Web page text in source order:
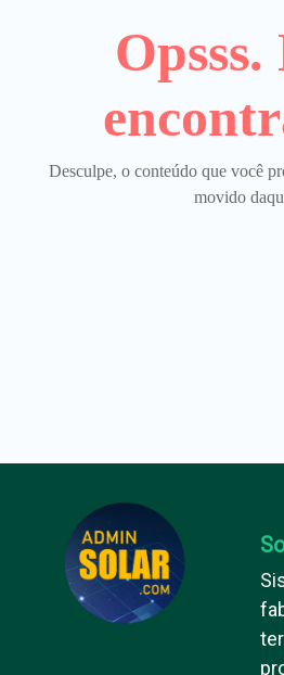
Opsss.
Desculpe, o conteúdo que você
movido